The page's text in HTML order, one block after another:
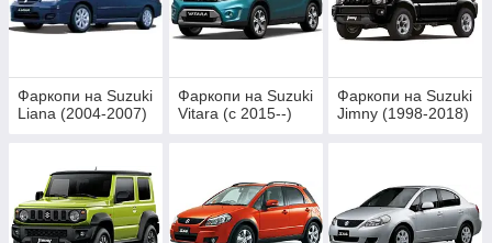
Фаркопи на Suzuki
Liana (2004-2007)
Фаркопи на Suzuki
Vitara (c 2015--)
Фаркопи на Suzuki
Jimny (1998-2018)